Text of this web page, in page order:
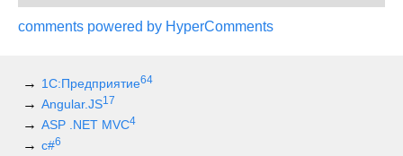
comments powered by HyperComments
1С:Предприятие64
Angular.JS17
ASP .NET MVC4
c#6